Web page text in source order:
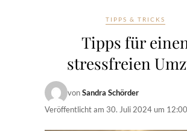
TIPPS & TRICKS
Tipps für
stressfreien
vonSandra Schörder
Veröffentlicht am 30. Juli 2024 um